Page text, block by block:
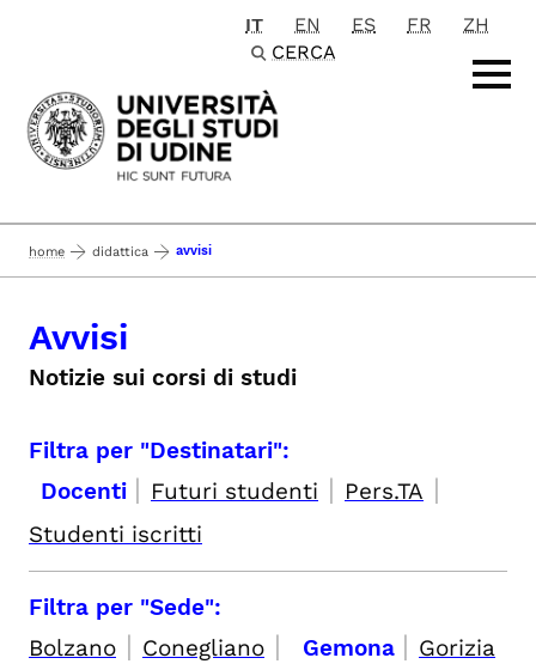
Passa al contenuto principale
IT EN ES FR
ZH
CERCA
home didattica avvisi
Avvisi
Notizie sui corsi di studi
Filtra per "Destinatari":
Docenti | Futuri studenti | Pers.TA |
Studenti iscritti
Filtra per "Sede":
Bolzano | Conegliano | Gemona | Gorizia